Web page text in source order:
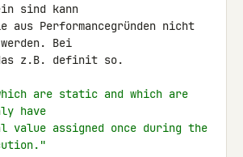
sind kann
aus Performancegründen nicht
Bei
z.B. definit so.
are static and which are
have
assigned once during the